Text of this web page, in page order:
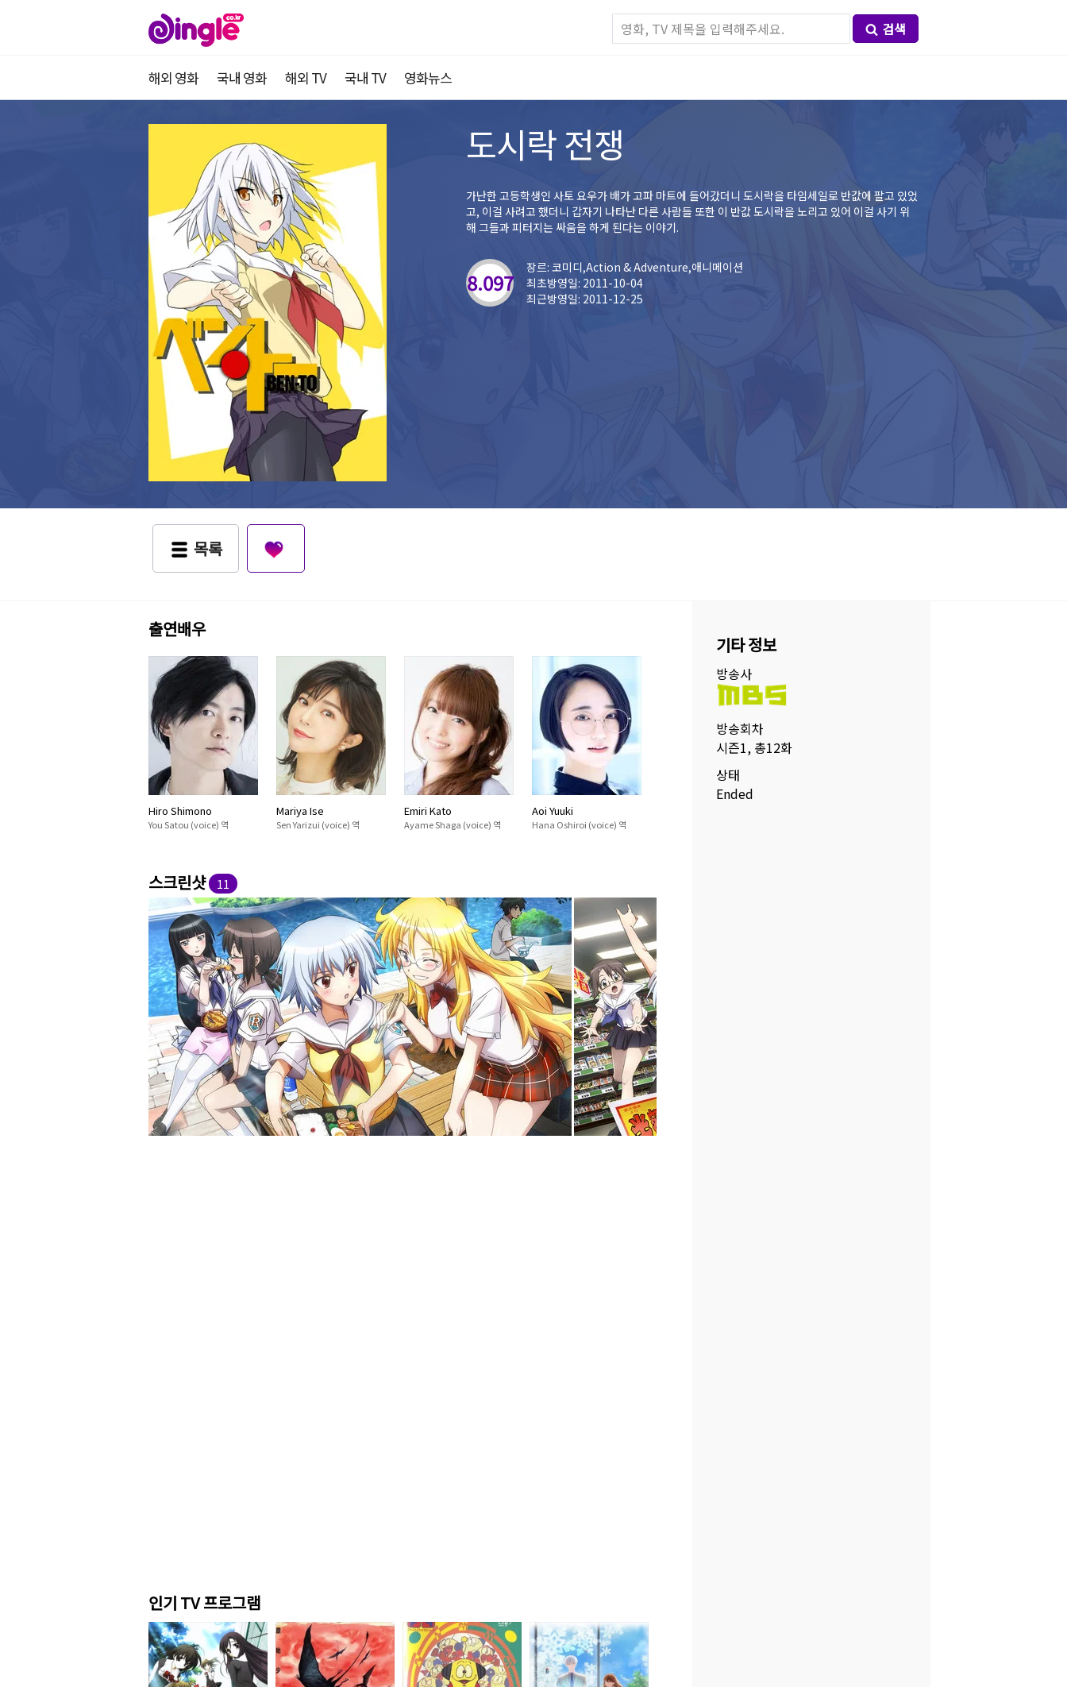
검색
해외 영화 국내 영화 해외 TV 국내 TV 영화뉴스
도시락 전쟁
가난한 고등학생인 사토 요우가 배가 고파 마트에 들어갔더니 도시락을 타임세일로 반값에 팔고 있었
고, 이걸 사려고 했더니 갑자기 나타난 다른 사람들 또한 이 반값 도시락을 노리고 있어 이걸 사기 위
해 그들과 피터지는 싸움을 하게 된다는 이야기.
8.097
장르: 코미디,Action & Adventure,애니메이션
최초방영일: 2011-10-04
최근방영일: 2011-12-25
목록
출연배우
Hiro Shimono
You Satou (voice) 역
Mariya Ise
Sen Yarizui (voice) 역
Emiri Kato
Ayame Shaga (voice) 역
Aoi Yuuki
Hana Oshiroi (voice) 역
스크린샷 11
인기 TV 프로그램
기타 정보
방송사
방송회차
시즌1, 총12화
상태
Ended